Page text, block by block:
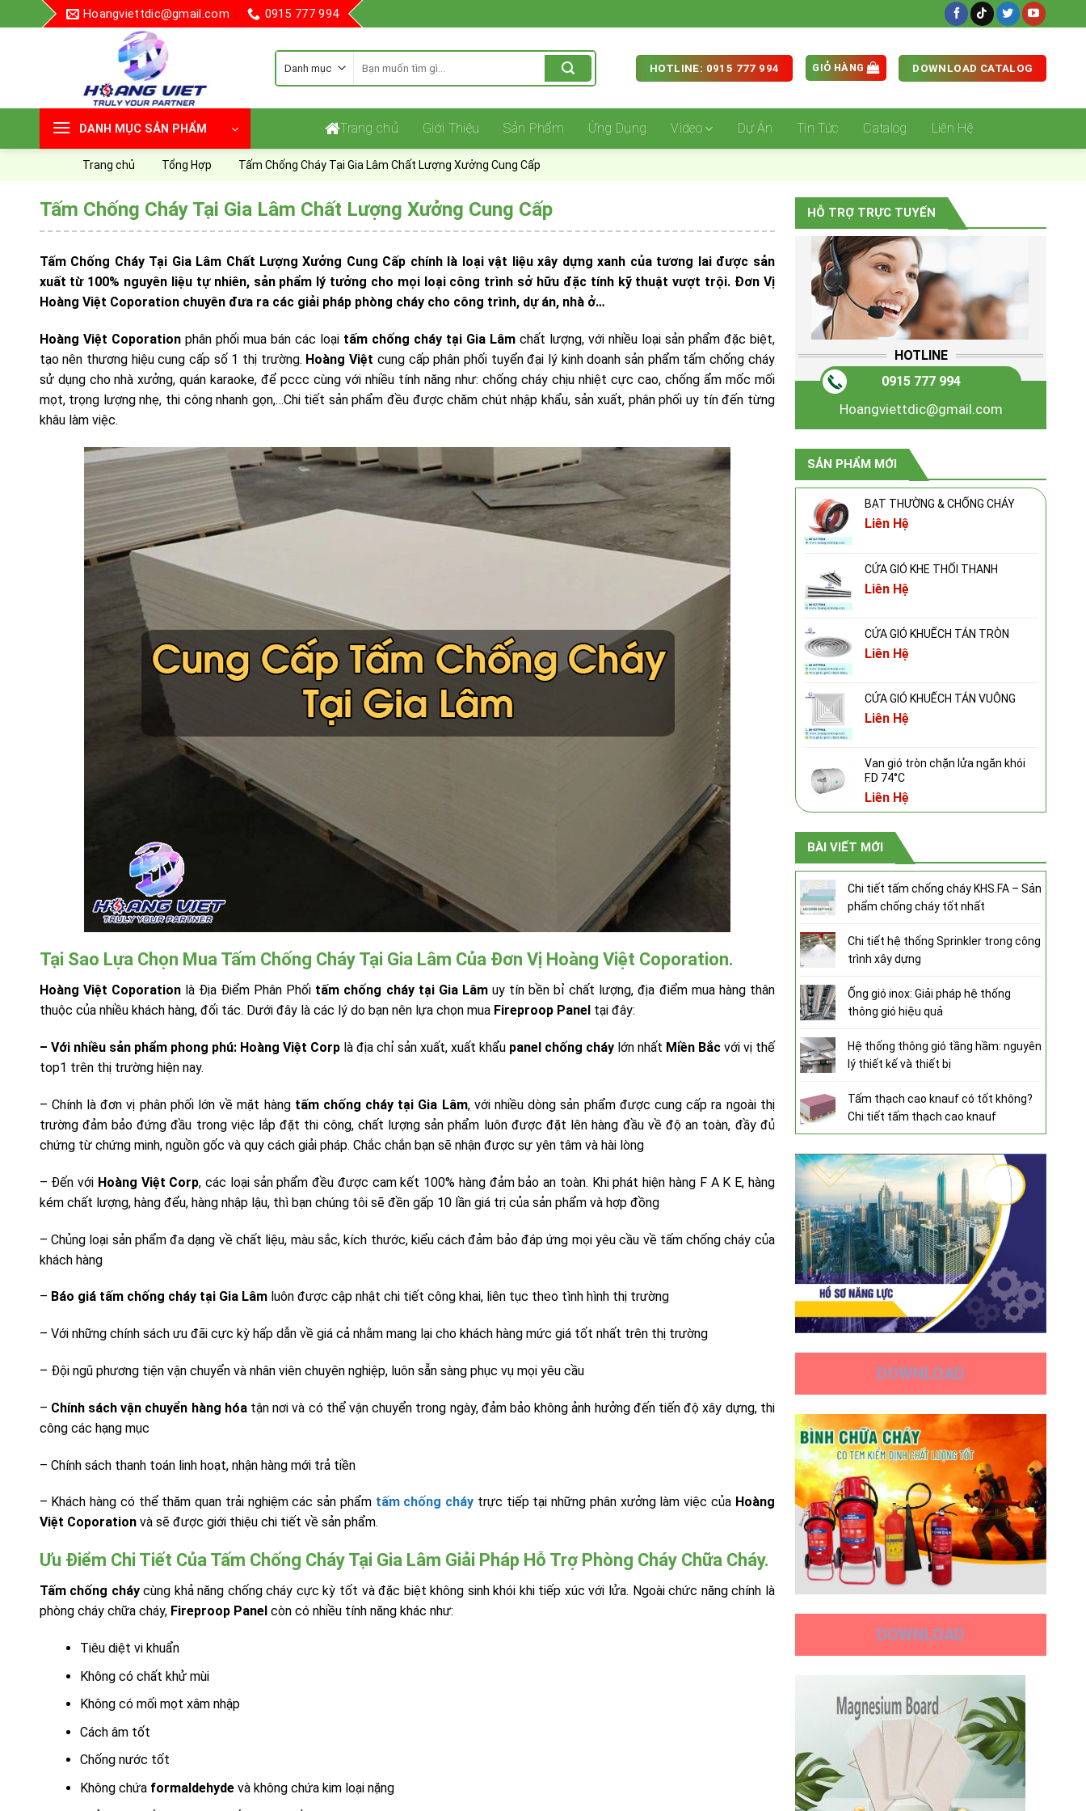
to
Hoangviettdic@gmail.com 0915 777 994
kiếm:
HOTLINE: 0915 777 994 GIỎ HÀNG DOWNLOAD CATALOG
DANH MỤC SẢN PHẨM Trang chủ Giới Thiệu Sản Phẩm Ứng Dụng Video Dự Án Tin Tức Catalog Liên Hệ
Trang chủ Tổng Hợp Tấm Chống Cháy Tại Gia Lâm Chất Lượng Xưởng Cung Cấp
Tấm Chống Cháy Tại Gia Lâm Chất Lượng Xưởng Cung Cấp
Tấm Chống Cháy Tại Gia Lâm Chất Lượng Xưởng Cung Cấp chính là loại vật liệu xây dựng xanh của tương lai được sản
xuất từ 100% nguyên liệu tự nhiên, sản phẩm lý tưởng cho mọi loại công trình sở hữu đặc tính kỹ thuật vượt trội. Đơn Vị
Hoàng Việt Coporation chuyên đưa ra các giải pháp phòng cháy cho công trình, dự án, nhà ở…
Hoàng Việt Coporationphân phối mua bán các loại tấm chống cháy tại Gia Lâm chất lượng, với nhiều loại sản phẩm đặc biệt,
tạo nên thương hiệu cung cấp số 1 thị trường. Hoàng Việt cung cấp phân phối tuyển đại lý kinh doanh sản phẩm tấm chống cháy
sử dụng cho nhà xưởng, quán karaoke, để pccc cùng với nhiều tính năng như: chống cháy chịu nhiệt cực cao, chống ẩm mốc mối
mọt, trọng lượng nhẹ, thi công nhanh gọn,…Chi tiết sản phẩm đều được chăm chút nhập khẩu, sản xuất, phân phối uy tín đến từng
khâu làm việc.
Tại Sao Lựa Chọn Mua Tấm Chống Cháy Tại Gia Lâm Của Đơn Vị Hoàng Việt Coporation.
Hoàng Việt Coporationlà Địa Điểm Phân Phối tấm chống cháy tại Gia Lâm uy tín bền bỉ chất lượng, địa điểm mua hàng thân
thuộc của nhiều khách hàng, đối tác. Dưới đây là các lý do bạn nên lựa chọn mua Fireproop Panel tại đây:
– Với nhiều sản phẩm phong phú: Hoàng Việt Corp là địa chỉ sản xuất, xuất khẩu panel chống cháylớn nhất Miền Bắcvới vị thế
top1 trên thị trường hiện nay.
– Chính là đơn vị phân phối lớn về mặt hàng tấm chống cháy tại Gia Lâm, với nhiều dòng sản phẩm được cung cấp ra ngoài thị
trường đảm bảo đứng đầu trong việc lắp đặt thi công, chất lượng sản phẩm luôn được đặt lên hàng đầu về độ an toàn, đầy đủ
chứng từ chứng minh, nguồn gốc và quy cách giải pháp. Chắc chắn bạn sẽ nhận được sự yên tâm và hài lòng
– Đến với Hoàng Việt Corp, các loại sản phẩm đều được cam kết 100% hàng đảm bảo an toàn. Khi phát hiện hàng F A K E, hàng
kém chất lượng, hàng đểu, hàng nhập lậu, thì bạn chúng tôi sẽ đền gấp 10 lần giá trị của sản phẩm và hợp đồng
– Chủng loại sản phẩm đa dạng về chất liệu, màu sắc, kích thước, kiểu cách đảm bảo đáp ứng mọi yêu cầu về tấm chống cháy của
khách hàng
– Báo giá tấm chống cháy tại Gia Lâmluôn được cập nhật chi tiết công khai, liên tục theo tình hình thị trường
– Với những chính sách ưu đãi cực kỳ hấp dẫn về giá cả nhằm mang lại cho khách hàng mức giá tốt nhất trên thị trường
– Đội ngũ phương tiện vận chuyển và nhân viên chuyên nghiệp, luôn sẵn sàng phục vụ mọi yêu cầu
– Chính sách vận chuyển hàng hóatận nơi và có thể vận chuyển trong ngày, đảm bảo không ảnh hưởng đến tiến độ xây dựng, thi
công các hạng mục
– Chính sách thanh toán linh hoạt, nhận hàng mới trả tiền
– Khách hàng có thể thăm quan trải nghiệm các sản phẩm tấm chống cháy trực tiếp tại những phân xưởng làm việc của Hoàng
Việt Coporationvà sẽ được giới thiệu chi tiết về sản phẩm.
Ưu Điểm Chi Tiết Của Tấm Chống Cháy Tại Gia Lâm Giải Pháp Hỗ Trợ Phòng Cháy Chữa Cháy.
Tấm chống cháycùng khả năng chống cháy cực kỳ tốt và đặc biệt không sinh khói khi tiếp xúc với lửa. Ngoài chức năng chính là
phòng cháy chữa cháy, Fireproop Panel còn có nhiều tính năng khác như:
Tiêu diệt vi khuẩn
Không có chất khử mùi
Không có mối mọt xâm nhập
Cách âm tốt
Chống nước tốt
Không chứa formaldehyde và không chứa kim loại nặng
HỖ TRỢ TRỰC TUYẾN
HOTLINE
0915 777 994
Hoangviettdic@gmail.com
SẢN PHẨM MỚI
BẠT THƯỜNG & CHỐNG CHÁY
Liên Hệ
CỬA GIÓ KHE THỔI THANH
Liên Hệ
CỬA GIÓ KHUẾCH TÁN TRÒN
Liên Hệ
CỬA GIÓ KHUẾCH TÁN VUÔNG
Liên Hệ
Van gió tròn chặn lửa ngăn khói
F.D 74°C
Liên Hệ
BÀI VIẾT MỚI
Chi tiết tấm chống cháy KHS.FA – Sản
phẩm chống cháy tốt nhất
Chi tiết hệ thống Sprinkler trong công
trình xây dựng
Ống gió inox: Giải pháp hệ thống
thông gió hiệu quả
Hệ thống thông gió tầng hầm: nguyên
lý thiết kế và thiết bị
Tấm thạch cao knauf có tốt không?
Chi tiết tấm thạch cao knauf
DOWNLOAD
DOWNLOAD